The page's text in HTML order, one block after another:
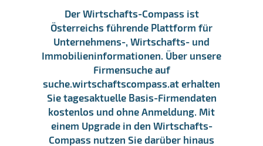
Der Wirtschafts-Compass ist
Österreichs führende Plattform für
Unternehmens-, Wirtschafts- und
Immobilieninformationen. Über unsere
Firmensuche auf
suche.wirtschaftscompass.at erhalten
Sie tagesaktuelle Basis-Firmendaten
kostenlos und ohne Anmeldung. Mit
einem Upgrade in den Wirtschafts-
Compass nutzen Sie darüber hinaus